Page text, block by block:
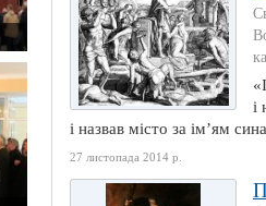
і
і назвав місто за ім’ям
27 листопада 2014 р.